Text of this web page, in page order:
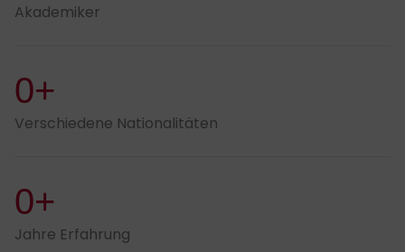
Akademiker
0+
Verschiedene Nationalitäten
0+
Jahre Erfahrung